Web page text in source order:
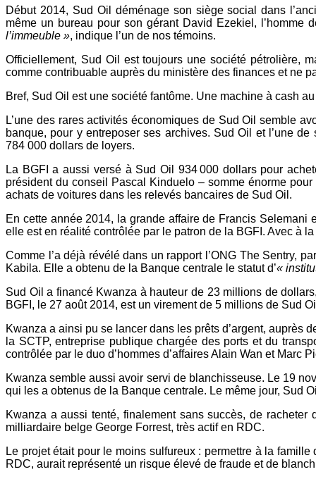
Début 2014, Sud Oil déménage son siège social dans
même un bureau pour son gérant David Ezekiel, l’homme
l’immeuble », indique l’un de nos témoins.
Officiellement, Sud Oil est toujours une société pétrolière,
comme contribuable auprès du ministère des finances et ne
Bref, Sud Oil est une société fantôme. Une machine à cash
L’une des rares activités économiques de Sud Oil semble
banque, pour y entreposer ses archives. Sud Oil et l’une
784 000 dollars de loyers.
La BGFI a aussi versé à Sud Oil 934 000 dollars pour
président du conseil Pascal Kinduelo – somme énorme
achats de voitures dans les relevés bancaires de Sud Oil.
En cette année 2014, la grande affaire de Francis
elle est en réalité contrôlée par le patron de la BGFI. Avec à
Comme l’a déjà révélé dans un rapport l’ONG The Sentry,
Kabila. Elle a obtenu de la Banque centrale le statut d’«
Sud Oil a financé Kwanza à hauteur de 23 millions de
BGFI, le 27 août 2014, est un virement de 5 millions de Sud
Kwanza a ainsi pu se lancer dans les prêts d’argent, auprès
la SCTP, entreprise publique chargée des ports et du
contrôlée par le duo d’hommes d’affaires Alain Wan et
Kwanza semble aussi avoir servi de blanchisseuse. Le 19
qui les a obtenus de la Banque centrale. Le même jour, Sud
Kwanza a aussi tenté, finalement sans succès, de
milliardaire belge George Forrest, très actif en RDC.
Le projet était pour le moins sulfureux : permettre à la
RDC, aurait représenté un risque élevé de fraude et de